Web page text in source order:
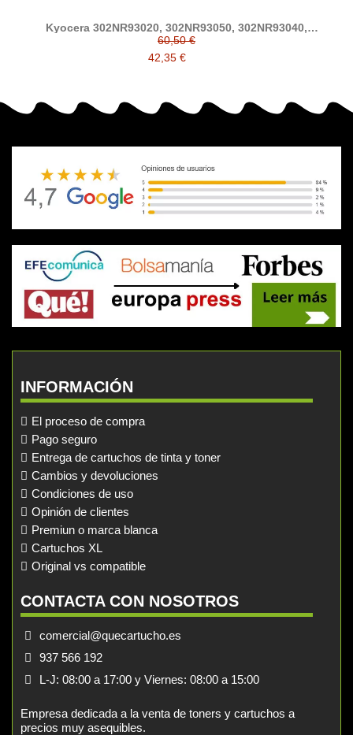
Kyocera 302NR93020, 302NR93050, 302NR93040,
302NR93030 developer compatible
60,50 €
42,35 €
INFORMACIÓN
El proceso de compra
Pago seguro
Entrega de cartuchos de tinta y toner
Cambios y devoluciones
Condiciones de uso
Opinión de clientes
Premiun o marca blanca
Cartuchos XL
Original vs compatible
CONTACTA CON NOSOTROS
comercial@quecartucho.es
937 566 192
L-J: 08:00 a 17:00 y Viernes: 08:00 a 15:00
Empresa dedicada a la venta de toners y cartuchos a
precios muy asequibles.